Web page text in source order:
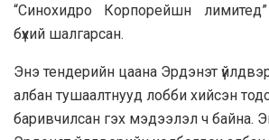
“Синохидро Корпорейшн
бүхий шалгарсан.
Энэ тендерийн цаана Эрдэнэт
албан тушаалтнууд лобби хийсэн
баривчилсан гэх мэдээлэл ч байна.